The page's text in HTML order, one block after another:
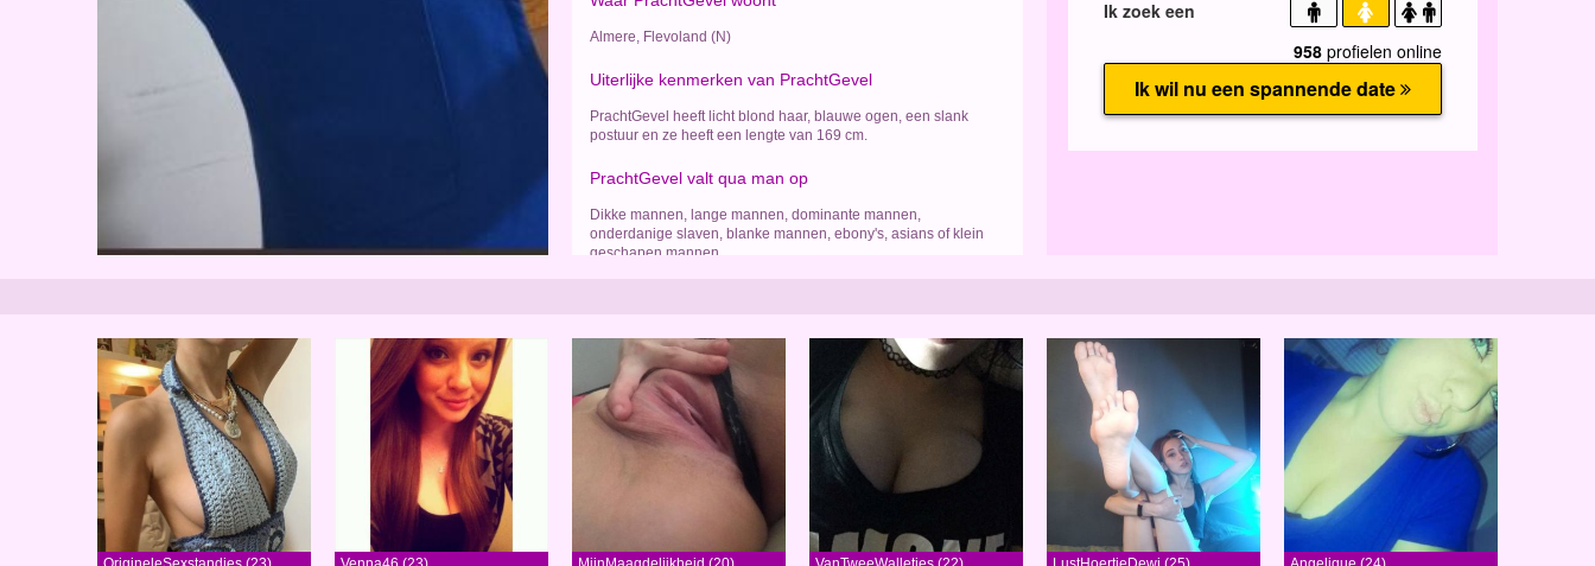
Almere, Flevoland (N)
Uiterlijke kenmerken van PrachtGevel
PrachtGevel heeft licht blond haar, blauwe ogen, een slank
postuur en ze heeft een lengte van 169 cm.
PrachtGevel valt qua man op
Dikke mannen, lange mannen, dominante mannen,
onderdanige slaven, blanke mannen, ebony's, asians of klein
geschapen mannen